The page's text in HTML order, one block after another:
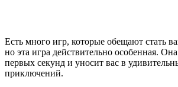
Есть много игр, которые обещают стать
но эта игра действительно особенная.
первых секунд и уносит вас в
приключений.